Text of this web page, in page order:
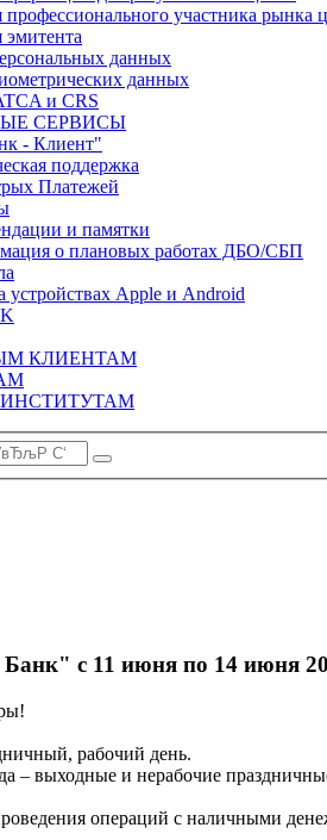
участника рынка
данных
данных
и CRS
СЕРВИСЫ
- Клиент"
поддержка
Платежей
и памятки
о плановых работах ДБО/СБП
Apple и Android
КЛИЕНТАМ
с 11 июня по 14 июня
рабочий день.
– выходные и нерабочие
операций с наличными